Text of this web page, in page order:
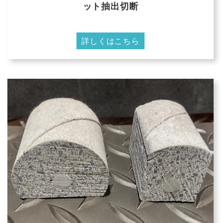
ット抽出切断
詳しくはこちら